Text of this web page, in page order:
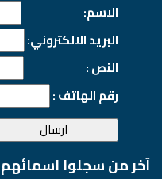
الاسم:
البريد الالكتروني:
النص :
رقم الهاتف :
آخر من سجلوا اسمائهم